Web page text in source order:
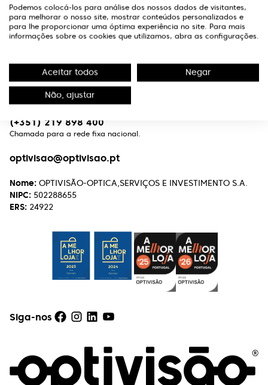
Borboleta
Genero
Links Úteis
Edifício Premium
R. Miguel Serrano, nº 9 - 3º Miraflores,
1495-173 Algés
(+351) 219 898 400
Chamada para a rede fixa nacional.
optivisao@optivisao.pt
Nome: OPTIVISÃO-OPTICA,SERVIÇOS E INVESTIMENTO S.A.
NIPC: 502288655
ERS: 24922
Siga-nos
Podemos colocá-los para análise dos nossos dados de visitantes,
para melhorar o nosso site, mostrar conteúdos personalizados e
para lhe proporcionar uma óptima experiência no site. Para mais
informações sobre os cookies que utilizamos, abra as configurações.
Aceitar todos Negar
Não, ajustar